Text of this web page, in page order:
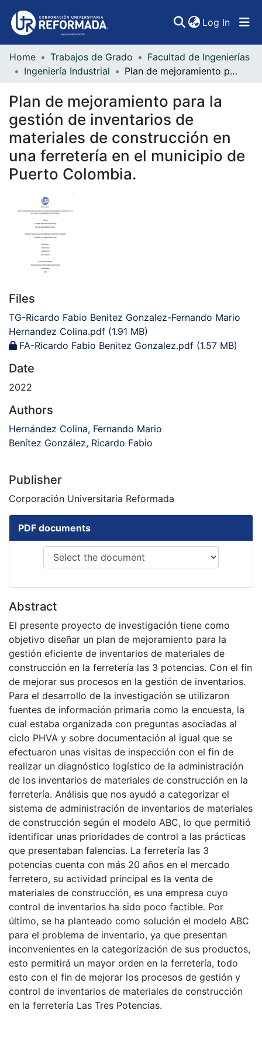
Log In
Communities & Collections
Statistics
Home Trabajos de Grado
Facultad de Ingenierías
Ingeniería Industrial
Plan de mejoramiento para la gestión de inventarios de materiales de construcción en una ferretería en el municipio de Puerto Colombia.
Plan de mejoramiento para la
gestión de inventarios de
materiales de construcción en
una ferretería en el municipio de
Puerto Colombia.
Files
TG-Ricardo Fabio Benitez Gonzalez-Fernando Mario
Hernandez Colina.pdf (1.91 MB)
FA-Ricardo Fabio Benitez Gonzalez.pdf (1.57 MB)
Date
2022
Authors
Hernández Colina, Fernando Mario
Benítez González, Ricardo Fabio
Publisher
Corporación Universitaria Reformada
PDF documents
Abstract
El presente proyecto de investigación tiene como
objetivo diseñar un plan de mejoramiento para la
gestión eficiente de inventarios de materiales de
construcción en la ferretería las 3 potencias. Con el fin
de mejorar sus procesos en la gestión de inventarios.
Para el desarrollo de la investigación se utilizaron
fuentes de información primaria como la encuesta, la
cual estaba organizada con preguntas asociadas al
ciclo PHVA y sobre documentación al igual que se
efectuaron unas visitas de inspección con el fin de
realizar un diagnóstico logístico de la administración
de los inventarios de materiales de construcción en la
ferretería. Análisis que nos ayudó a categorizar el
sistema de administración de inventarios de materiales
de construcción según el modelo ABC, lo que permitió
identificar unas prioridades de control a las prácticas
que presentaban falencias. La ferretería las 3
potencias cuenta con más 20 años en el mercado
ferretero, su actividad principal es la venta de
materiales de construcción, es una empresa cuyo
control de inventarios ha sido poco factible. Por
último, se ha planteado como solución el modelo ABC
para el problema de inventario, ya que presentan
inconvenientes en la categorización de sus productos,
esto permitirá un mayor orden en la ferretería, todo
esto con el fin de mejorar los procesos de gestión y
control de inventarios de materiales de construcción
en la ferretería Las Tres Potencias.